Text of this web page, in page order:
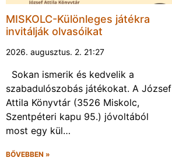
MISKOLC-Különleges játékra
invitálják olvasóikat
2026. augusztus. 2. 21:27
Sokan ismerik és kedvelik a
szabadulószobás játékokat. A József
Attila Könyvtár (3526 Miskolc,
Szentpéteri kapu 95.) jóvoltából
most egy kül…
BŐVEBBEN »